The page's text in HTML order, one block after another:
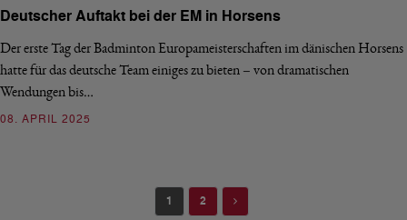
Deutscher Auftakt bei der EM in Horsens
Der erste Tag der Badminton Europameisterschaften im dänischen Horsens
hatte für das deutsche Team einiges zu bieten – von dramatischen
Wendungen bis…
08. APRIL 2025
1 2 Next